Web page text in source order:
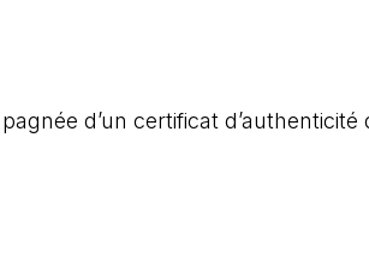
d’un certificat d’authenticité